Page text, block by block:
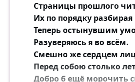
Ей девятнадцать.
Они студенты уже.
Но тот же холод на их
Недругам мир ни к чему.
Теперь он Бомбой её не
Страницы прошлого
Их по порядку разбирая
Теперь остынувшим
Разуверяюсь я во всём.
Смешно же сердцем
Перед собою столько
Добро б ещё морочить